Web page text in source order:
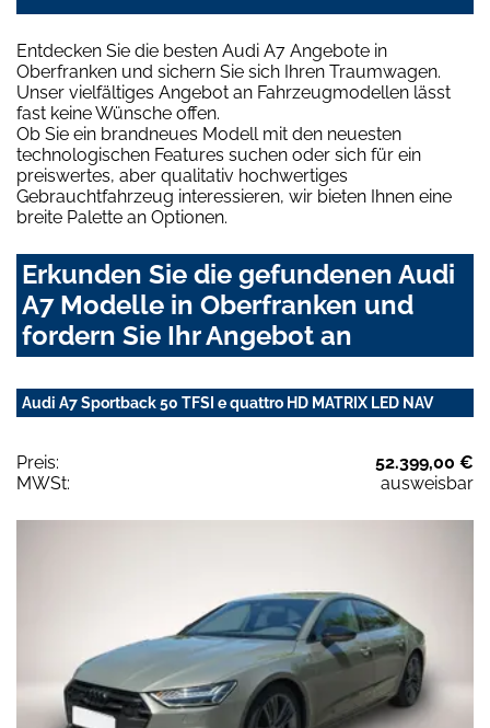
Entdecken Sie die besten Audi A7 Angebote in
Oberfranken und sichern Sie sich Ihren Traumwagen.
Unser vielfältiges Angebot an Fahrzeugmodellen lässt
fast keine Wünsche offen.
Ob Sie ein brandneues Modell mit den neuesten
technologischen Features suchen oder sich für ein
preiswertes, aber qualitativ hochwertiges
Gebrauchtfahrzeug interessieren, wir bieten Ihnen eine
breite Palette an Optionen.
Erkunden Sie die gefundenen Audi
A7 Modelle in Oberfranken und
fordern Sie Ihr Angebot an
Audi A7 Sportback 50 TFSI e quattro HD MATRIX LED NAV
Preis:
52.399,00 €
MWSt:
ausweisbar